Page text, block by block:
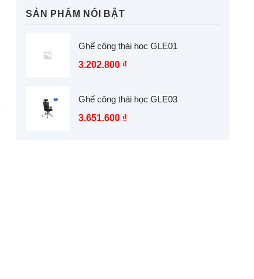
SẢN PHẨM NỔI BẬT
Ghế công thái học GLE01
3.202.800 ₫
Ghế công thái học GLE03
3.651.600 ₫